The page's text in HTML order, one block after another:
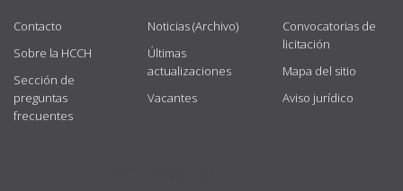
Contacto
Sobre la HCCH
Sección de
preguntas
frecuentes
Noticias (Archivo)
Últimas
actualizaciones
Vacantes
Convocatorias de
licitación
Mapa del sitio
Aviso jurídico